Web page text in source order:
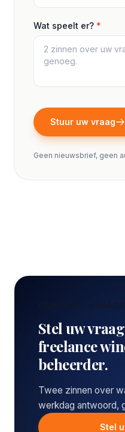
Wat speelt er? *
Stuur uw vraag
Geen nieuwsbrief, geen
CONCREET
Stel uw
freelance
beheerder.
Twee zinnen over
werkdag antwoord,
Stel